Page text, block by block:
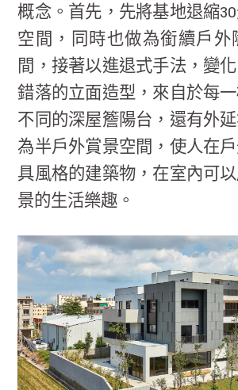
概念。首先，先將基地退縮
空間，同時也做為銜續戶外
間，接著以進退式手法，變
錯落的立面造型，來自於每
不同的深屋簷陽台，還有外
為半戶外賞景空間，使人在
具風格的建築物，在室內可
景的生活樂趣。